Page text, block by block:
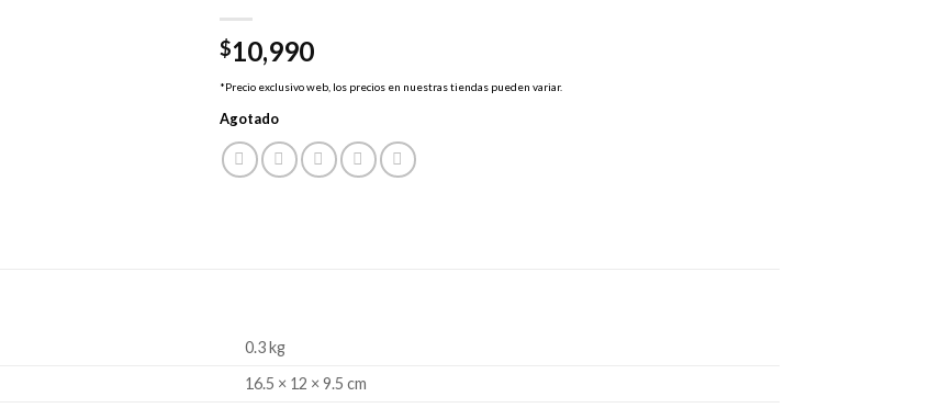
$10,990
*Precio exclusivo web, los precios en nuestras tiendas pueden variar.
Agotado
0.3 kg
16.5 × 12 × 9.5 cm